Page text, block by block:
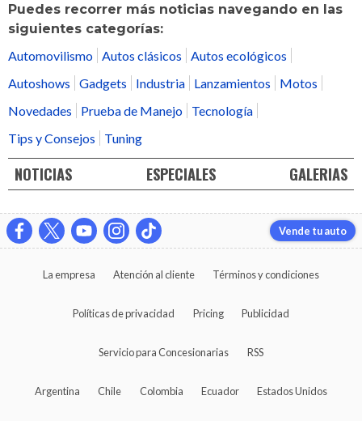
Puedes recorrer más noticias navegando en las
siguientes categorías:
Automovilismo
Autos clásicos
Autos ecológicos
Autoshows
Gadgets Industria Lanzamientos
Motos
Novedades
Prueba de Manejo
Tecnología
Tips y Consejos
Tuning
NOTICIAS ESPECIALES GALERIAS
Vende tu auto
La empresa Atención al cliente Términos y condiciones
Políticas de privacidad Pricing Publicidad
Servicio para Concesionarias RSS
Argentina Chile Colombia Ecuador Estados Unidos